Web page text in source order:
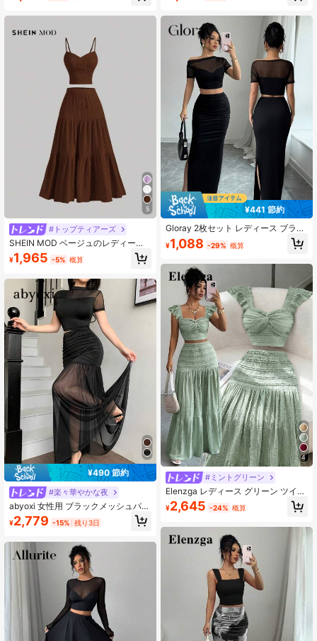
ト2ピースセット夏夏コーデ外出用ト
5
#トップティアーズ
SHEIN MOD ベージュのレディース
キャミソールとロングミディ丈スカ
ートのセット
¥1,965 -5% 概算
¥490 節約
#楽々華やかな夜
abyoxi 女性用 ブラックメッシュパッ
チワーク 半袖フィッティングトップ
ハイウエスト プリーツメッシュマキ
ーでエレガント、デート、パーティ
ー、休暇、結婚式、フォーマルディ
ナーに適しています、春夏
¥2,779 -15% 残り3日
入り ボディコンスカート 夏 セクシ
ー シック ナイトアウト パーティー
¥441 節約
Gloray 2枚セット レディース ブラッ
ク セクシー アシンメトリー肩プリー
ツ メッシュ クロップトップ&ハイス
¥1,088 -29% 概算
4
#ミントグリーン
Elenzga レディース グリーン ツイス
ト クロップドトップ スパゲッティス
トラップ ラッフルヘムスカートセッ
ウトフィット
¥2,645 -24% 概算